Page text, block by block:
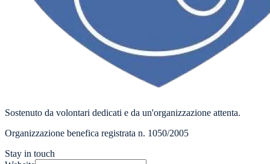
Sostenuto da volontari dedicati e da un'organizzazione attenta.
Organizzazione benefica registrata n. 1050/2005
Stay in touch